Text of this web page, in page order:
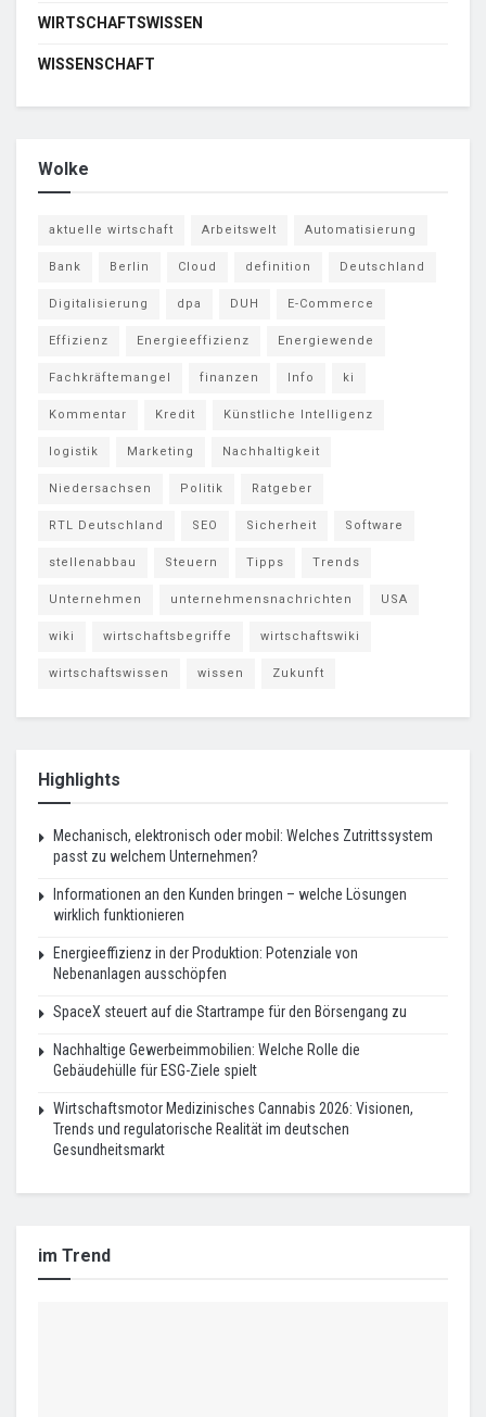
WIRTSCHAFTSWISSEN
WISSENSCHAFT
Wolke
aktuelle wirtschaft Arbeitswelt Automatisierung
Bank Berlin Cloud definition Deutschland
Digitalisierung dpa DUH E-Commerce
Effizienz Energieeffizienz Energiewende
Fachkräftemangel finanzen Info ki
Kommentar Kredit Künstliche Intelligenz
logistik Marketing Nachhaltigkeit
Niedersachsen Politik Ratgeber
RTL Deutschland SEO Sicherheit Software
stellenabbau Steuern Tipps Trends
Unternehmen unternehmensnachrichten USA
wiki wirtschaftsbegriffe wirtschaftswiki
wirtschaftswissen wissen Zukunft
Highlights
Mechanisch, elektronisch oder mobil: Welches Zutrittssystem
passt zu welchem Unternehmen?
Informationen an den Kunden bringen – welche Lösungen
wirklich funktionieren
Energieeffizienz in der Produktion: Potenziale von
Nebenanlagen ausschöpfen
SpaceX steuert auf die Startrampe für den Börsengang zu
Nachhaltige Gewerbeimmobilien: Welche Rolle die
Gebäudehülle für ESG-Ziele spielt
Wirtschaftsmotor Medizinisches Cannabis 2026: Visionen,
Trends und regulatorische Realität im deutschen
Gesundheitsmarkt
im Trend